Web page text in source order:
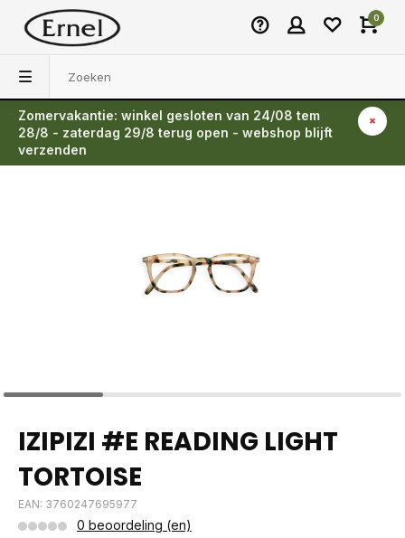
0
Zomervakantie: winkel gesloten van 24/08 tem
28/8 - zaterdag 29/8 terug open - webshop blijft
verzenden
Terug
IZIPIZI #E READING LIGHT
TORTOISE
EAN: 3760247695977
0 beoordeling (en)